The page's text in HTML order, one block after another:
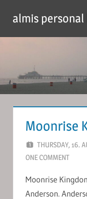
content
almis personal
Moonrise
THURSDAY, 16.
ONE COMMENT
Moonrise
Anderson.